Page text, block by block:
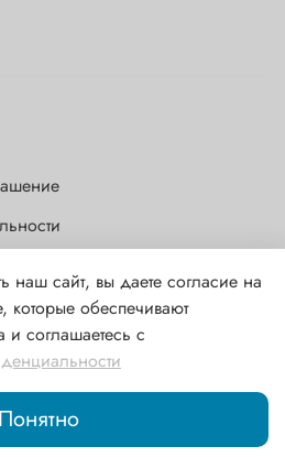
то, что данный интернет-сайт носит
и ознакомительный характер и
материалы и цены,
являются публичной офертой,
ст. 437 ГК РФ
Корзина Избранное Профиль
наш сайт, вы даете согласие на
которые обеспечивают
и соглашаетесь с
Понятно